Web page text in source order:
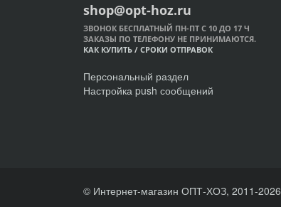
shop@opt-hoz.ru
ЗВОНОК БЕСПЛАТНЫЙ ПН-ПТ С 10 ДО 17 Ч
ЗАКАЗЫ ПО ТЕЛЕФОНУ НЕ ПРИНИМАЮТСЯ.
КАК КУПИТЬ / СРОКИ ОТПРАВОК
Персональный раздел
Настройка push сообщений
© Интернет-магазин ОПТ-ХОЗ, 2011-2026